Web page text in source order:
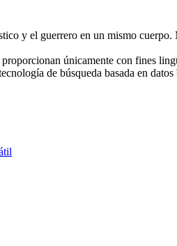
y el guerrero en un mismo cuerpo.
únicamente con fines
de búsqueda basada en